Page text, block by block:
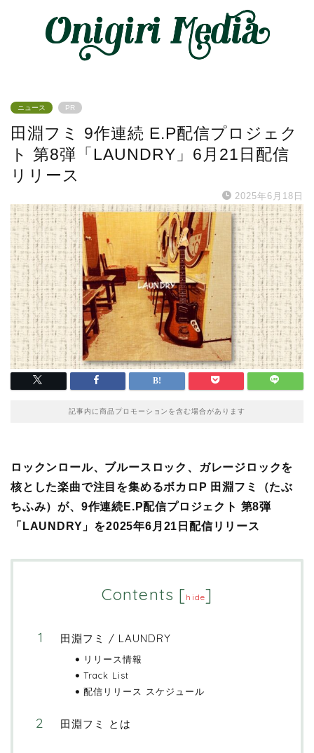
ニュース PR
田淵フミ 9作連続 E.P配信プロジェク
ト 第8弾「LAUNDRY」6月21日配信
リリース
2025年6月18日
記事内に商品プロモーションを含む場合があります
ロックンロール、ブルースロック、ガレージロックを
核とした楽曲で注目を集めるボカロP 田淵フミ（たぶ
ちふみ）が、9作連続E.P配信プロジェクト 第8弾
「LAUNDRY」を2025年6月21日配信リリース
Contents [hide]
田淵フミ / LAUNDRY
リリース情報
Track List
配信リリース スケジュール
田淵フミ とは